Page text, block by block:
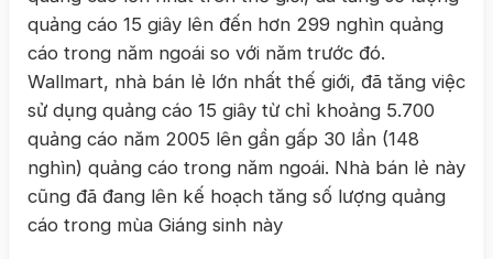
quảng cáo 15 giây lên đến hơn 299 nghìn quảng
cáo trong năm ngoái so với năm trước đó.
Wallmart, nhà bán lẻ lớn nhất thế giới, đã tăng việc
sử dụng quảng cáo 15 giây từ chỉ khoảng 5.700
quảng cáo năm 2005 lên gần gấp 30 lần (148
nghìn) quảng cáo trong năm ngoái. Nhà bán lẻ này
cũng đã đang lên kế hoạch tăng số lượng quảng
cáo trong mùa Giáng sinh này